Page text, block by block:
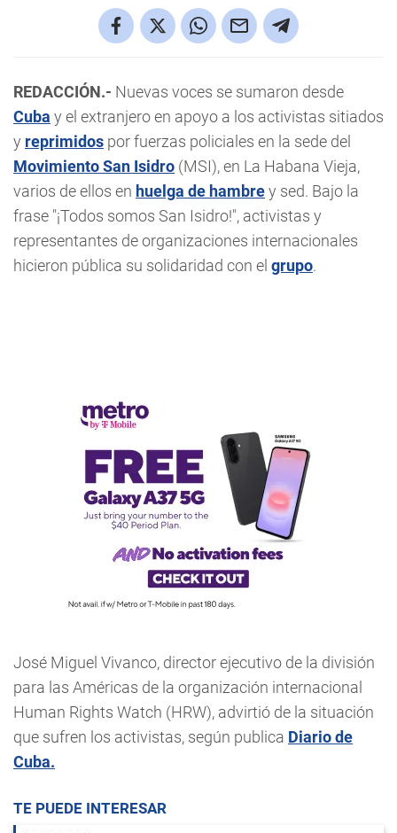
REDACCIÓN.- Nuevas voces se sumaron desde
Cuba y el extranjero en apoyo a los activistas sitiados
y reprimidos por fuerzas policiales en la sede del
Movimiento San Isidro (MSI), en La Habana Vieja,
varios de ellos en huelga de hambrey sed. Bajo la
frase "¡Todos somos San Isidro!", activistas y
representantes de organizaciones internacionales
hicieron pública su solidaridad con el grupo.
José Miguel Vivanco, director ejecutivo de la división
para las Américas de la organización internacional
Human Rights Watch (HRW), advirtió de la situación
que sufren los activistas, según publica Diario de
Cuba.
TE PUEDE INTERESAR